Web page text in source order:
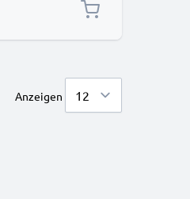
Anzeigen